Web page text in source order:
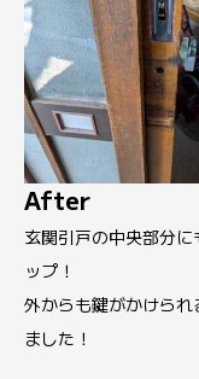
After
玄関引戸の中央部分
ップ！
外からも鍵がかけら
ました！